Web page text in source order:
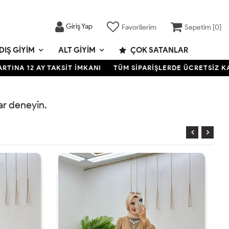
Giriş Yap Favorilerim Sepetim [0]
GIYIM ALT GIYIM ÇOK SATANLAR
12 AY TAKSİT İMKANI TÜM SİPARİŞLERDE ÜCRETSİZ
deneyin.